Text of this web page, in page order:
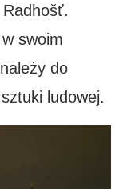
swoim
do
ludowej.